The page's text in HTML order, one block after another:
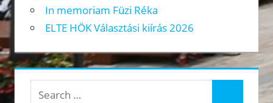
In memoriam Füzi Réka
ELTE HÖK Választási kiírás 2026
Search